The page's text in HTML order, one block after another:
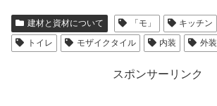
建材と資材について 「モ」 キッチン
トイレ
モザイクタイル 内装 外装
スポンサーリンク